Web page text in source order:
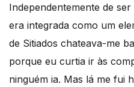
Independentemente de
era integrada como um
de Sitiados chateava-me
porque eu curtia ir às
ninguém ia. Mas lá me fui